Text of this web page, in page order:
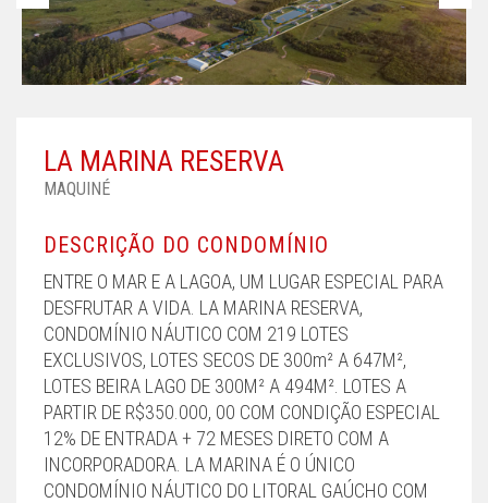
LA MARINA RESERVA
MAQUINÉ
DESCRIÇÃO DO CONDOMÍNIO
ENTRE O MAR E A LAGOA, UM LUGAR ESPECIAL PARA
DESFRUTAR A VIDA. LA MARINA RESERVA,
CONDOMÍNIO NÁUTICO COM 219 LOTES
EXCLUSIVOS, LOTES SECOS DE 300m² A 647M²,
LOTES BEIRA LAGO DE 300M² A 494M². LOTES A
PARTIR DE R$350.000, 00 COM CONDIÇÃO ESPECIAL
12% DE ENTRADA + 72 MESES DIRETO COM A
INCORPORADORA. LA MARINA É O ÚNICO
CONDOMÍNIO NÁUTICO DO LITORAL GAÚCHO COM